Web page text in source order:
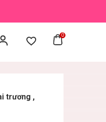
0
trương ,